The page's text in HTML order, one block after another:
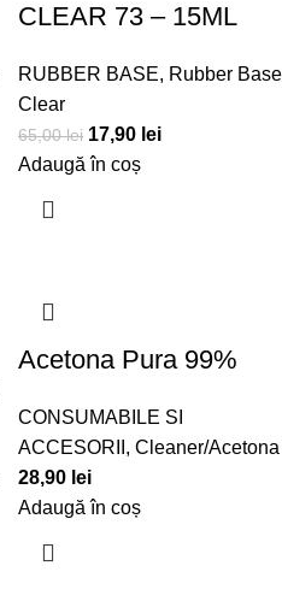
CLEAR 73 – 15ML
RUBBER BASE, Rubber Base
Clear
65,00lei 17,90 lei
Adaugă în coș
Acetona Pura 99%
CONSUMABILE SI
ACCESORII , Cleaner/Acetona
28,90 lei
Adaugă în coș